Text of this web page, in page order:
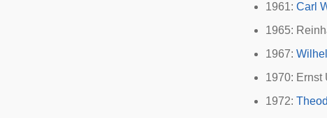
1961: Carl
1965:
1967:
1970: Ernst
1972: